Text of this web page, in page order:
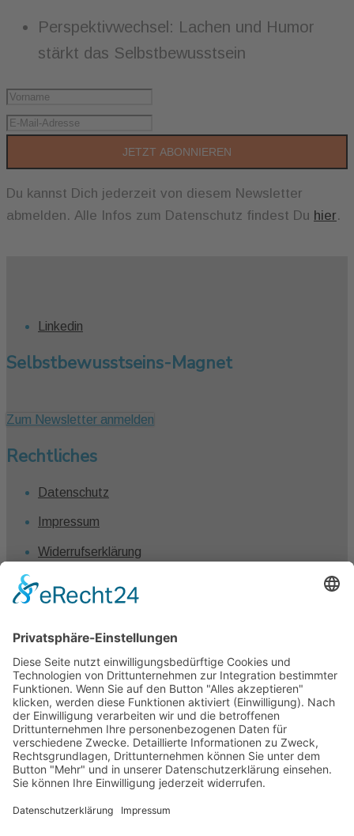
Perspektivwechsel: Lachen und Humor
stärkt das Selbstbewusstsein
JETZT ABONNIEREN
Du kannst Dich jederzeit von diesem Newsletter
abmelden. Alle Infos zum Datenschutz findest Du hier.
Linkedin
Selbstbewusstseins-Magnet
Zum Newsletter anmelden
Rechtliches
Datenschutz
Impressum
Widerrufserklärung
Vertrag widerrufen
Kontakt
Claudia Winkel
0431 – 1280 7461
info@claudiawinkel.com
Kiel
Frankfurt I Berlin I Hamburg I Köln I München